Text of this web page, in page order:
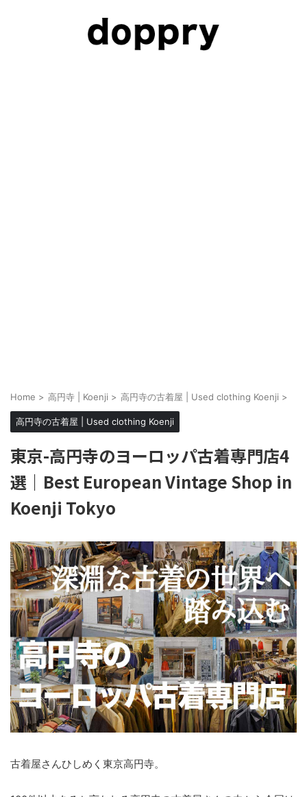
Home > 高円寺 | Koenji > 高円寺の古着屋 | Used clothing Koenji >
高円寺の古着屋 | Used clothing Koenji
東京-高円寺のヨーロッパ古着専門店4
選｜Best European Vintage Shop in
Koenji Tokyo
古着屋さんひしめく東京高円寺。